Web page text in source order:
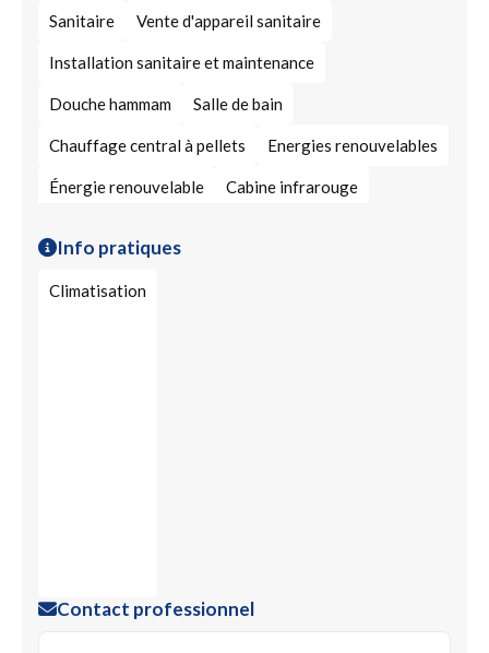
Sanitaire Vente d'appareil sanitaire
Installation sanitaire et maintenance
Douche hammam Salle de bain
Chauffage central à pellets Energies renouvelables
Énergie renouvelable Cabine infrarouge
Info pratiques
Climatisation
Contact professionnel